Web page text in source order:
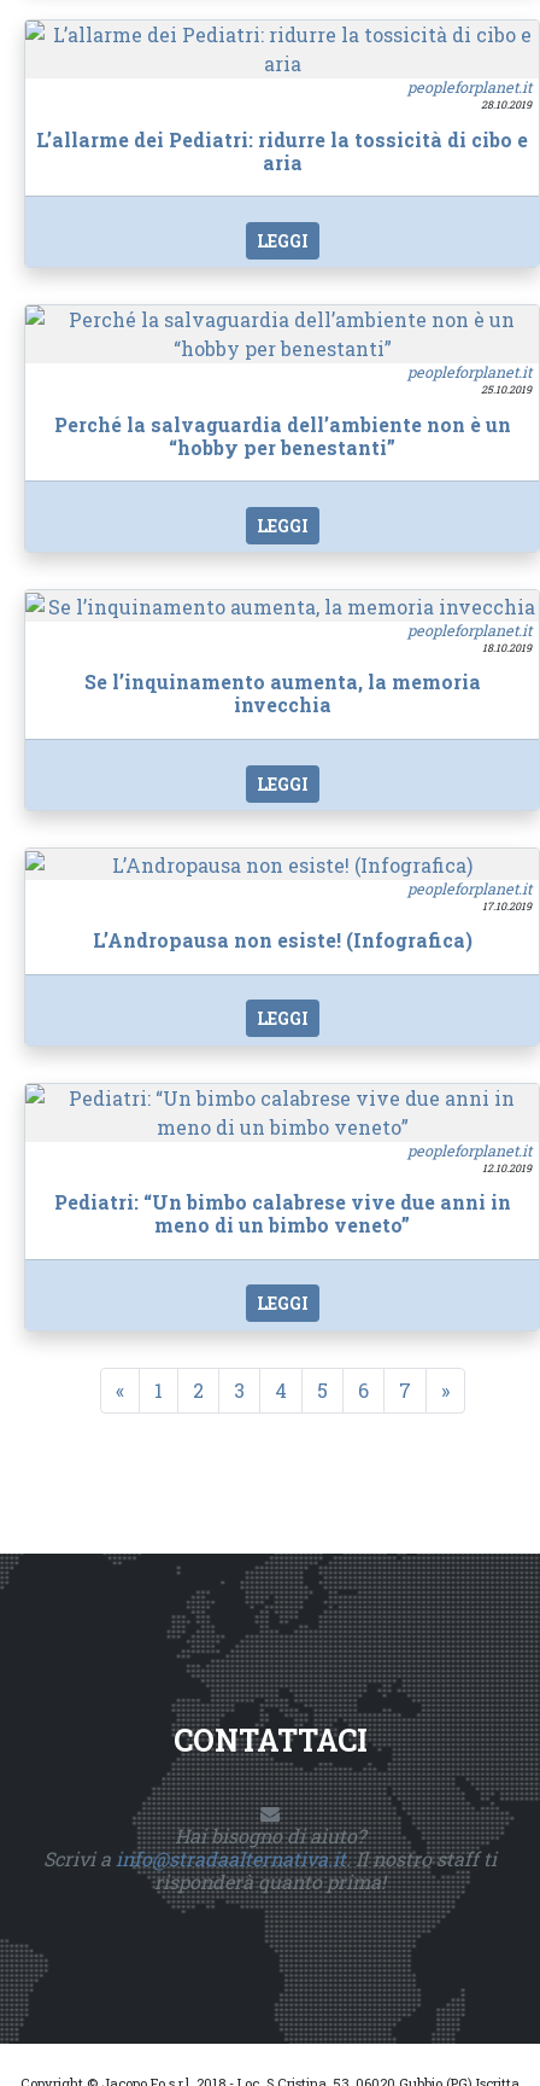
peopleforplanet.it
28.10.2019
L’allarme dei Pediatri: ridurre la tossicità di cibo e
aria
LEGGI
peopleforplanet.it
25.10.2019
Perché la salvaguardia dell’ambiente non è un
“hobby per benestanti”
LEGGI
peopleforplanet.it
18.10.2019
Se l’inquinamento aumenta, la memoria
invecchia
LEGGI
peopleforplanet.it
17.10.2019
L’Andropausa non esiste! (Infografica)
LEGGI
peopleforplanet.it
12.10.2019
Pediatri: “Un bimbo calabrese vive due anni in
meno di un bimbo veneto”
LEGGI
« 1 2 3 4 5 6 7 »
CONTATTACI
Hai bisogno di aiuto?
Scrivi a info@stradaalternativa.it. Il nostro staff ti
risponderà quanto prima!